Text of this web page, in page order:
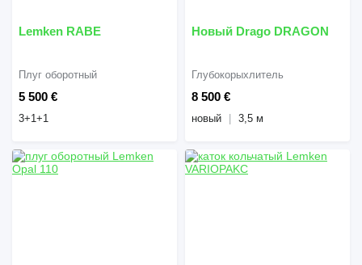
Lemken RABE
5 500 €
Плуг оборотный
3+1+1
Новый Drago DRAGON
8 500 €
Глубокорыхлитель
новый 3,5 м